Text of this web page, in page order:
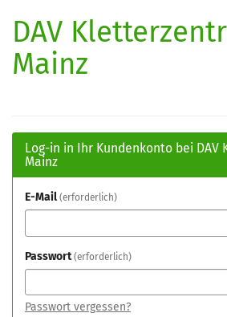
Haupt-
springen
DAV
Mainz
Log-in in Ihr Kundenkonto bei DAV
Mainz
E-Mail erforderlich
Passwort erforderlich
Passwort vergessen?